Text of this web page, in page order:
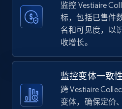
TikTok Shop
URL, Title, Available,
price, Final price, Discount
监控 Vestiaire
标，包括已售件
名和可见度，以
收增长。
监控变体一致性
跨 Vestiaire
变体，确保定价